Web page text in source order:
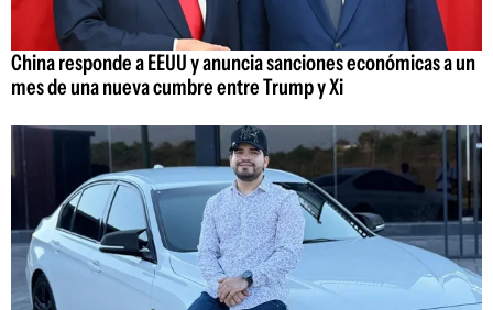
China responde a EEUU y anuncia sanciones económicas a un
mes de una nueva cumbre entre Trump y Xi